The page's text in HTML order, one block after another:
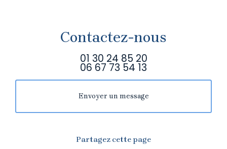
Contactez-nous
01 30 24 85 20
06 67 73 54 13
Envoyer un message
Partagez cette page